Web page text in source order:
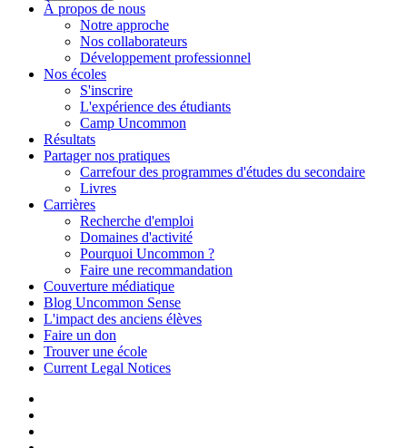
À propos de nous
Notre approche
Nos collaborateurs
Développement professionnel
Nos écoles
S'inscrire
L'expérience des étudiants
Camp Uncommon
Résultats
Partager nos pratiques
Carrefour des programmes d'études du secondaire
Livres
Carrières
Recherche d'emploi
Domaines d'activité
Pourquoi Uncommon ?
Faire une recommandation
Couverture médiatique
Blog Uncommon Sense
L'impact des anciens élèves
Faire un don
Trouver une école
Current Legal Notices